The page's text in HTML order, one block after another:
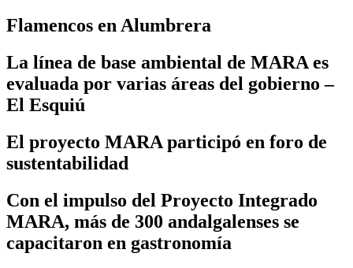
Flamencos en Alumbrera
La línea de base ambiental de MARA es
evaluada por varias áreas del gobierno –
El Esquiú
El proyecto MARA participó en foro de
sustentabilidad
Con el impulso del Proyecto Integrado
MARA, más de 300 andalgalenses se
capacitaron en gastronomía